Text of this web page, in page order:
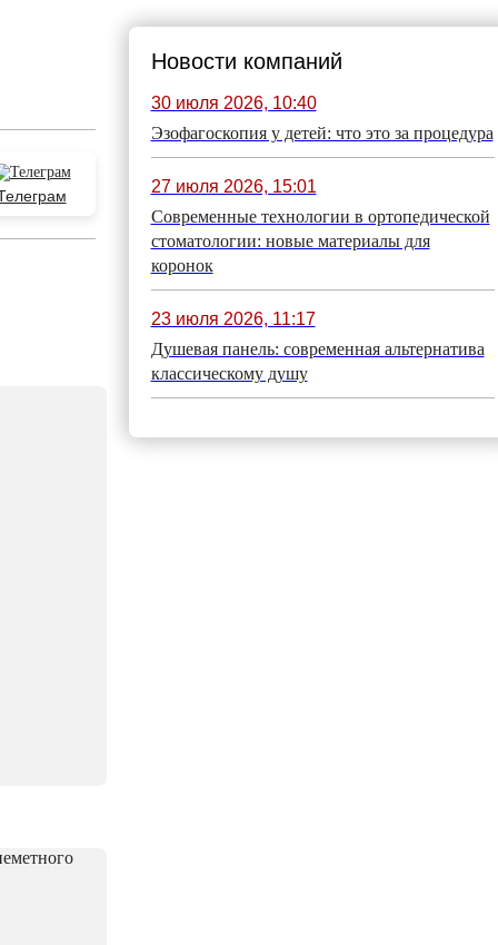
Новости компаний
30 июля 2026, 10:40
Эзофагоскопия у детей: что это за процедура
27 июля 2026, 15:01
Современные технологии в ортопедической
стоматологии: новые материалы для
коронок
23 июля 2026, 11:17
Душевая панель: современная альтернатива
классическому душу